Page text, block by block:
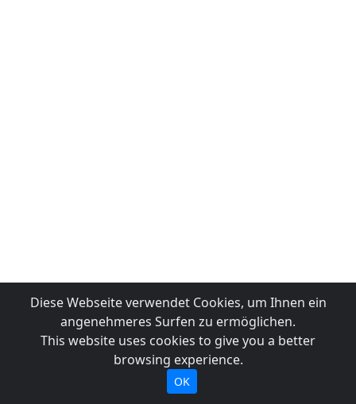
Diese Webseite verwendet Cookies, um Ihnen ein
angenehmeres Surfen zu ermöglichen.
This website uses cookies to give you a better
browsing experience.
OK